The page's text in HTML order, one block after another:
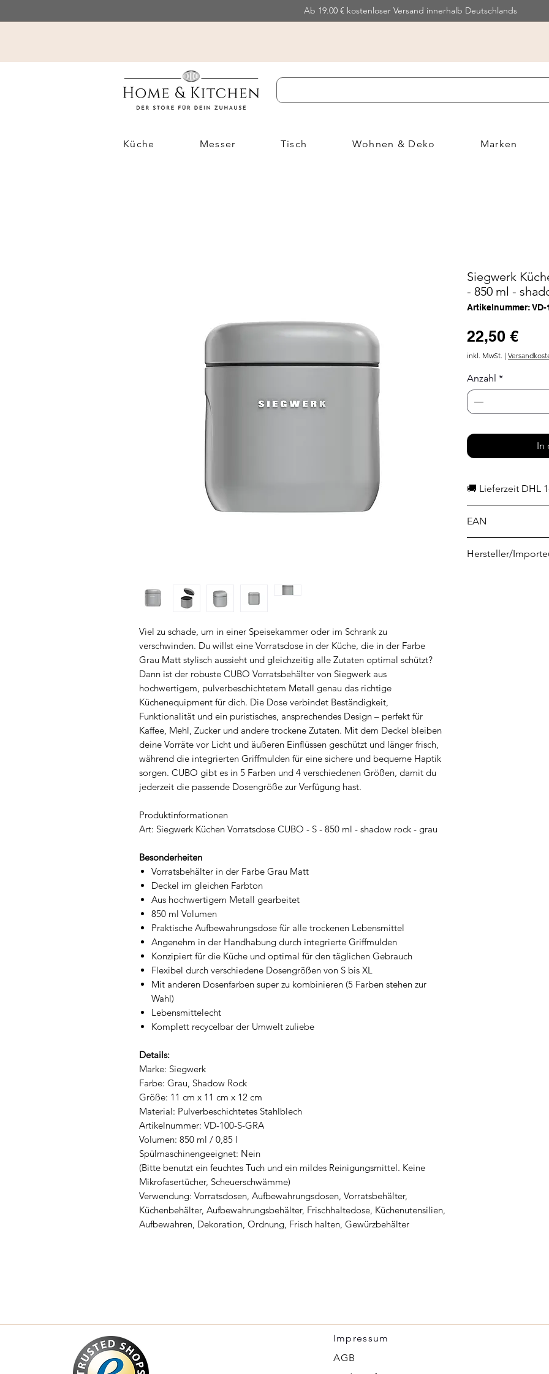
Ab 19.00 € kostenloser Versand innerhalb Deutschlands
Küche Messer Tisch Wohnen & Deko Marken
Viel zu schade, um in einer Speisekammer oder im Schrank zu
verschwinden. Du willst eine Vorratsdose in der Küche, die in der Farbe
Grau Matt stylisch aussieht und gleichzeitig alle Zutaten optimal schützt?
Dann ist der robuste CUBO Vorratsbehälter von Siegwerk aus
hochwertigem, pulverbeschichtetem Metall genau das richtige
Küchenequipment für dich. Die Dose verbindet Beständigkeit,
Funktionalität und ein puristisches, ansprechendes Design – perfekt für
Kaffee, Mehl, Zucker und andere trockene Zutaten. Mit dem Deckel bleiben
deine Vorräte vor Licht und äußeren Einflüssen geschützt und länger frisch,
während die integrierten Griffmulden für eine sichere und bequeme Haptik
sorgen. CUBO gibt es in 5 Farben und 4 verschiedenen Größen, damit du
jederzeit die passende Dosengröße zur Verfügung hast.
Produktinformationen
Art: Siegwerk Küchen Vorratsdose CUBO - S - 850 ml - shadow rock - grau
Besonderheiten
Vorratsbehälter in der Farbe Grau Matt
Deckel im gleichen Farbton
Aus hochwertigem Metall gearbeitet
850 ml Volumen
Praktische Aufbewahrungsdose für alle trockenen Lebensmittel
Angenehm in der Handhabung durch integrierte Griffmulden
Konzipiert für die Küche und optimal für den täglichen Gebrauch
Flexibel durch verschiedene Dosengrößen von S bis XL
Mit anderen Dosenfarben super zu kombinieren (5 Farben stehen zur
Wahl)
Lebensmittelecht
Komplett recycelbar der Umwelt zuliebe
Details:
Marke: Siegwerk
Farbe: Grau, Shadow Rock
Größe: 11 cm x 11 cm x 12 cm
Material: Pulverbeschichtetes Stahlblech
Artikelnummer: VD-100-S-GRA
Volumen: 850 ml / 0,85 l
Spülmaschinengeeignet: Nein
(Bitte benutzt ein feuchtes Tuch und ein mildes Reinigungsmittel. Keine
Mikrofasertücher, Scheuerschwämme)
Verwendung: Vorratsdosen, Aufbewahrungsdosen, Vorratsbehälter,
Küchenbehälter, Aufbewahrungsbehälter, Frischhaltedose, Küchenutensilien,
Aufbewahren, Dekoration, Ordnung, Frisch halten, Gewürzbehälter
Siegwerk
- 850 ml -
Artikelnummer: VD-
22,50 €Preis
inkl. MwSt. |
Anzahl *
In
🚚 Lieferzeit DHL
EAN
Hersteller/
Impressum
​AGB